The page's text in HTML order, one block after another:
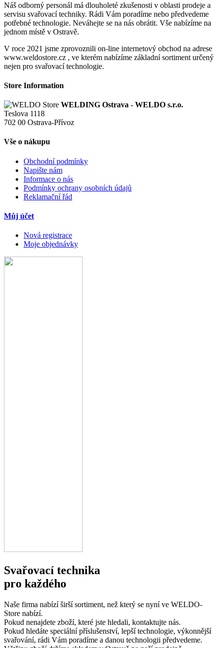
Náš odborný personál má dlouholeté zkušenosti v oblasti prodeje a
servisu svařovací techniky. Rádi Vám poradíme nebo předvedeme
potřebné technologie. Neváhejte se na nás obrátit. Vše nabízíme na
jednom místě v Ostravě.
V roce 2021 jsme zprovoznili on-line internetový obchod na adrese
www.weldostore.cz , ve kterém nabízíme základní sortiment určený
nejen pro svařovací technologie.
Store Information
WELDING Ostrava - WELDO s.r.o.
Teslova 1118
702 00 Ostrava-Přívoz
Vše o nákupu
Obchodní podmínky
Napište nám
Informace o nás
Podmínky ochrany osobních údajů
Reklamační řád
Můj účet
Nová registrace
Moje objednávky
Svařovací technika
pro každého
Naše firma nabízí širší sortiment, než který se nyní ve WELDO-
Store nabízí.
Pokud nenajdete zboží, které jste hledali, kontaktujte nás.
Pokud hledáte speciální příslušenství, lepší technologie, výkonnější
svařování, rádi Vám poradíme a danou technologii předvedeme.